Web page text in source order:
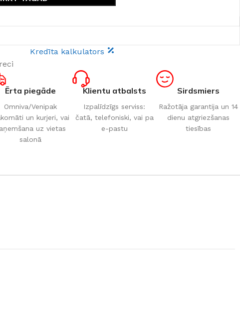
Kredīta kalkulators
Ērta piegāde
Omniva/Venipak
un kurjeri, vai
uz vietas
salonā
Klientu atbalsts
Izpalīdzīgs serviss:
čatā, telefoniski, vai pa
e-pastu
Sirdsmiers
Ražotāja garantija un 14
dienu atgriezšanas
tiesības